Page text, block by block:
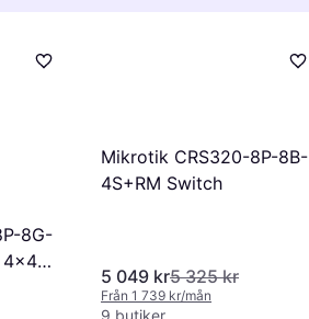
8G-
4x4
Mikrotik CRS320-8P-8B-
4S+RM Switch
5 049 kr5 325 kr
Från 1 739 kr/mån
9 butiker
funktioner som